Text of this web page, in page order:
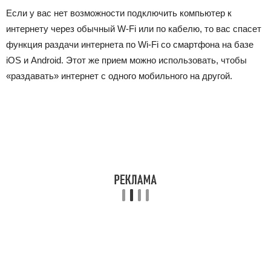
Если у вас нет возможности подключить компьютер к
интернету через обычный W-Fi или по кабелю, то вас спасет
функция раздачи интернета по Wi-Fi со смартфона на базе
iOS и Android. Этот же прием можно использовать, чтобы
«раздавать» интернет с одного мобильного на другой.